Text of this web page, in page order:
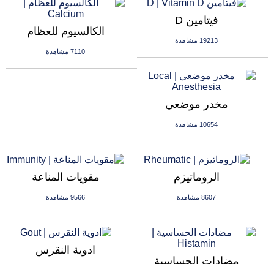
الكالسيوم للعظام
7110 مشاهدة
فيتامين D
19213 مشاهدة
مخدر موضعي
10654 مشاهدة
مقويات المناعة
9566 مشاهدة
الروماتيزم
8607 مشاهدة
ادوية النقرس
مضادات الحساسية